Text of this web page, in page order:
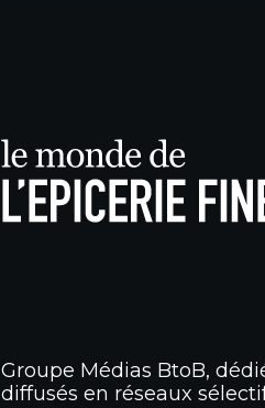
Groupe Médias BtoB,
diffusés en réseaux